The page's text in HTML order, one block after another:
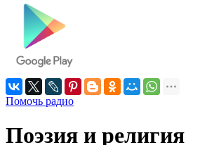
Помочь радио
Поэзия и религия